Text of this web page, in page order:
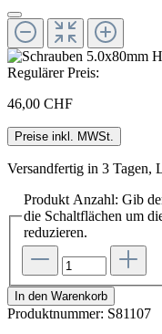
Regulärer Preis:
46,00 CHF
Preise inkl. MWSt.
Versandfertig in 3 Tagen,
Produkt Anzahl: Gib
die Schaltflächen um
reduzieren.
In den Warenkorb
Produktnummer: S81107